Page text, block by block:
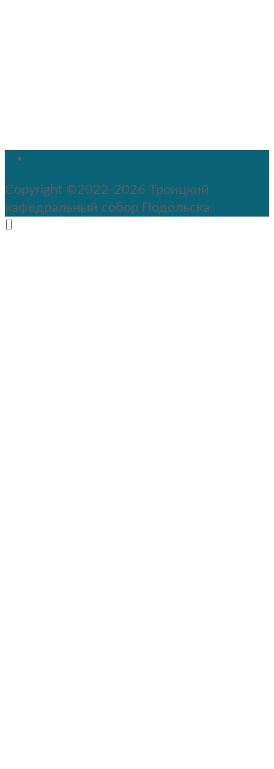
Copyright ©2022-2026 Троицкий
кафедральный собор Подольска.